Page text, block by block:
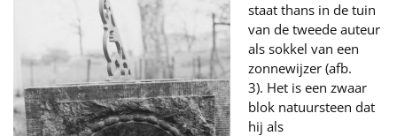
staat thans in de tuin
van de tweede auteur
als sokkel van een
zonnewijzer (afb.
3). Het is een zwaar
blok natuursteen dat
hij als